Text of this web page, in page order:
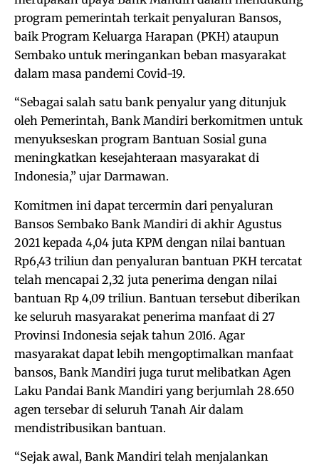
program pemerintah terkait penyaluran Bansos,
baik Program Keluarga Harapan (PKH) ataupun
Sembako untuk meringankan beban masyarakat
dalam masa pandemi Covid-19.
“Sebagai salah satu bank penyalur yang ditunjuk
oleh Pemerintah, Bank Mandiri berkomitmen untuk
menyukseskan program Bantuan Sosial guna
meningkatkan kesejahteraan masyarakat di
Indonesia,” ujar Darmawan.
Komitmen ini dapat tercermin dari penyaluran
Bansos Sembako Bank Mandiri di akhir Agustus
2021 kepada 4,04 juta KPM dengan nilai bantuan
Rp6,43 triliun dan penyaluran bantuan PKH tercatat
telah mencapai 2,32 juta penerima dengan nilai
bantuan Rp 4,09 triliun. Bantuan tersebut diberikan
ke seluruh masyarakat penerima manfaat di 27
Provinsi Indonesia sejak tahun 2016. Agar
masyarakat dapat lebih mengoptimalkan manfaat
bansos, Bank Mandiri juga turut melibatkan Agen
Laku Pandai Bank Mandiri yang berjumlah 28.650
agen tersebar di seluruh Tanah Air dalam
mendistribusikan bantuan.
“Sejak awal, Bank Mandiri telah menjalankan